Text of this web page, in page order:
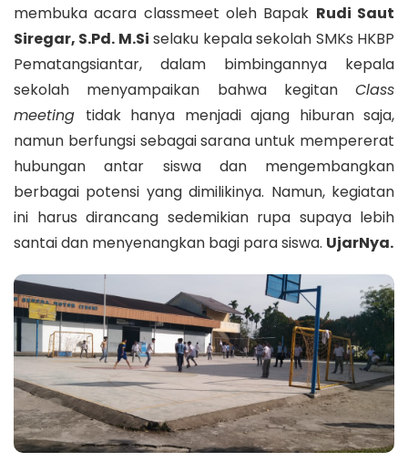
membuka acara classmeet oleh Bapak Rudi Saut
Siregar, S.Pd. M.Si selaku kepala sekolah SMKs HKBP
Pematangsiantar, dalam bimbingannya kepala
sekolah menyampaikan bahwa kegitan Class
meeting tidak hanya menjadi ajang hiburan saja,
namun berfungsi sebagai sarana untuk mempererat
hubungan antar siswa dan mengembangkan
berbagai potensi yang dimilikinya. Namun, kegiatan
ini harus dirancang sedemikian rupa supaya lebih
santai dan menyenangkan bagi para siswa. UjarNya.